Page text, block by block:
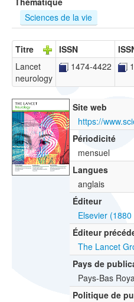
avancée
EN
ES
?
Sciences de la vie
Titre ISSN
Lancet
neurology
1474-4422
Site web
https://
Périodicité
mensuel
Langues
anglais
Éditeur
Elsevier
Éditeur
The Lancet
Pays de
Pays-Bas
Politique de